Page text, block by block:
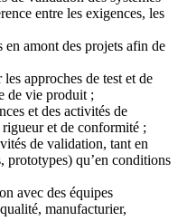
entre les exigences, les
en amont des projets afin de
approches de test et de
de vie produit ;
et des activités de
et de conformité ;
de validation, tant en
prototypes) qu’en conditions
avec des équipes
manufacturier,